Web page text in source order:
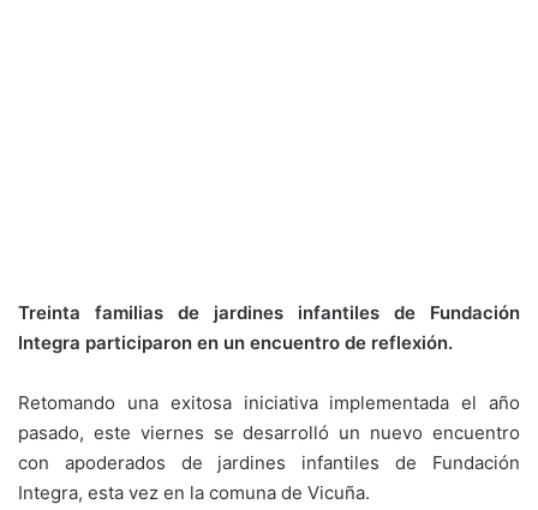
Treinta familias de jardines infantiles de Fundación
Integra participaron en un encuentro de reflexión.
Retomando una exitosa iniciativa implementada el año
pasado, este viernes se desarrolló un nuevo encuentro
con apoderados de jardines infantiles de Fundación
Integra, esta vez en la comuna de Vicuña.